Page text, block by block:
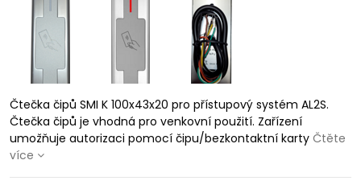
Čtečka čipů SMI K 100x43x20 pro přístupový systém AL2S.
Čtečka čipů je vhodná pro venkovní použití. Zařízení
umožňuje autorizaci pomocí čipu/bezkontaktní karty Čtěte
více